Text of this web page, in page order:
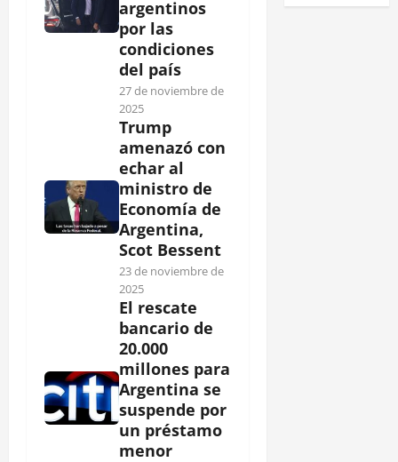
argentinos
por las
condiciones
del país
27 de noviembre de
2025
Trump
amenazó con
echar al
ministro de
Economía de
Argentina,
Scot Bessent
23 de noviembre de
2025
El rescate
bancario de
20.000
millones para
Argentina se
suspende por
un préstamo
menor